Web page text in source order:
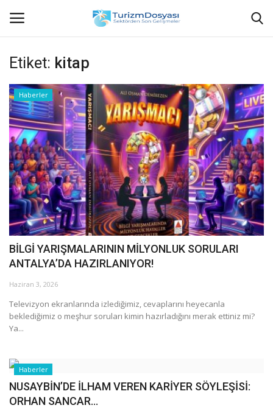
Anasayfa
Bize Ulaşın
Künye
Halil ÖNCÜ kimdir?
KVKK Aydınlatma Metni
Haberler
Görüntülü
Araştırma - İnceleme
Lezzet Durakları
Röportajlar
Gezi - Yorum
Etiket: kitap
Haberler
BİLGİ YARIŞMALARININ MİLYONLUK SORULARI
ANTALYA’DA HAZIRLANIYOR!
Haziran 3, 2026
Televizyon ekranlarında izlediğimiz, cevaplarını heyecanla
beklediğimiz o meşhur soruları kimin hazırladığını merak ettiniz mi?
Ya...
Haberler
NUSAYBİN’DE İLHAM VEREN KARİYER SÖYLEŞİSİ:
ORHAN SANCAR...